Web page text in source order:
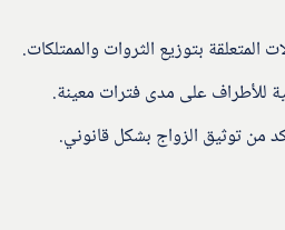
المتعلقة بتوزيع الثروات والممتلكات.
للأطراف على مدى فترات معينة.
من توثيق الزواج بشكل قانوني.